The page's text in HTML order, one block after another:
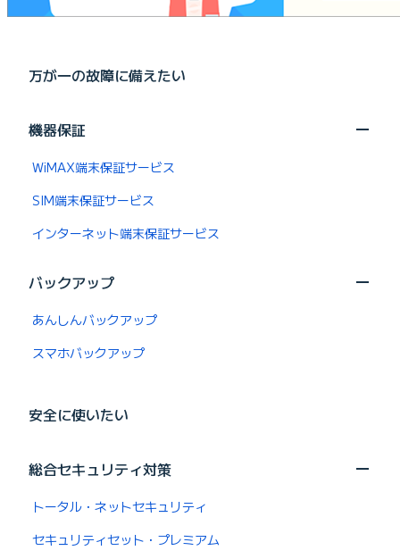
万が一の故障に備えたい
機器保証
WiMAX端末保証サービス
SIM端末保証サービス
インターネット端末保証サービス
バックアップ
あんしんバックアップ
スマホバックアップ
安全に使いたい
総合セキュリティ対策
トータル・ネットセキュリティ
セキュリティセット・プレミアム